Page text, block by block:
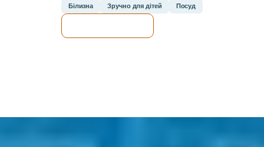
Білизна Зручно для дітей Посуд